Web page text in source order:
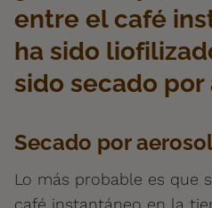
entre el café
ha sido
sido secado por
Secado por
Lo más probable es que
café instantáneo en la